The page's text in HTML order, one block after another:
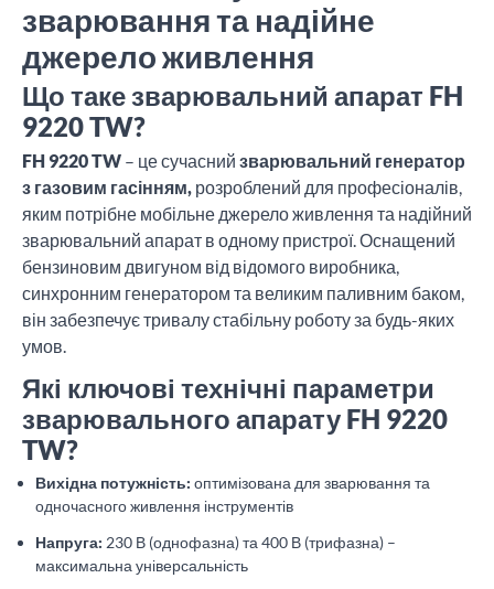
зварювання та надійне
джерело живлення
Що таке зварювальний апарат FH
9220 TW?
FH 9220 TW – це сучасний зварювальний генератор
з газовим гасінням, розроблений для професіоналів,
яким потрібне мобільне джерело живлення та надійний
зварювальний апарат в одному пристрої. Оснащений
бензиновим двигуном від відомого виробника,
синхронним генератором та великим паливним баком,
він забезпечує тривалу стабільну роботу за будь-яких
умов.
Які ключові технічні параметри
зварювального апарату FH 9220
TW?
Вихідна потужність: оптимізована для зварювання та
одночасного живлення інструментів
Напруга: 230 В (однофазна) та 400 В (трифазна) –
максимальна універсальність